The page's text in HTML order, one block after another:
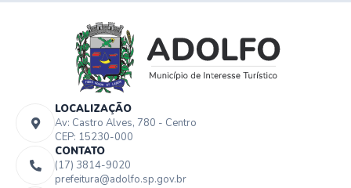
LOCALIZAÇÃO
Av: Castro Alves, 780 - Centro
CEP: 15230-000
CONTATO
(17) 3814-9020
prefeitura@adolfo.sp.gov.br